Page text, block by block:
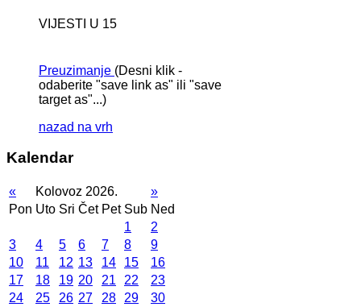
VIJESTI U 15
Preuzimanje (Desni klik -
odaberite "save link as" ili "save
target as"...)
nazad na vrh
Kalendar
« Kolovoz 2026.
»
Pon Uto Sri Čet Pet Sub Ned
1
2
3
4 5 6 7 8
9
10
11 12 13 14 15
16
17
18 19 20 21 22
23
24
25 26 27 28 29
30